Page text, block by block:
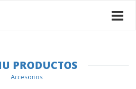
PRODUCTOS
Accesorios